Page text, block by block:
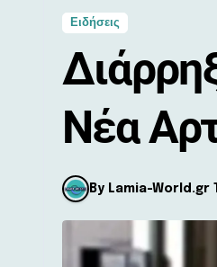
Ειδήσεις
Νέα
By Lamia-World.gr